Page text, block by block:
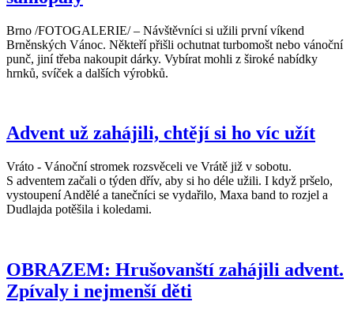
Brno /FOTOGALERIE/ – Návštěvníci si užili první víkend
Brněnských Vánoc. Někteří přišli ochutnat turbomošt nebo vánoční
punč, jiní třeba nakoupit dárky. Vybírat mohli z široké nabídky
hrnků, svíček a dalších výrobků.
Advent už zahájili, chtějí si ho víc užít
Vráto - Vánoční stromek rozsvěceli ve Vrátě již v sobotu.
S adventem začali o týden dřív, aby si ho déle užili. I když pršelo,
vystoupení Andělé a tanečníci se vydařilo, Maxa band to rozjel a
Dudlajda potěšila i koledami.
OBRAZEM: Hrušovanští zahájili advent.
Zpívaly i nejmenší děti